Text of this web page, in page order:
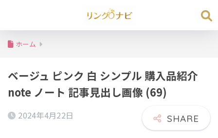
ホーム
ベージュ ピンク 白 シンプル 購入品紹介
note ノート 記事見出し画像 (69)
2024年4月22日